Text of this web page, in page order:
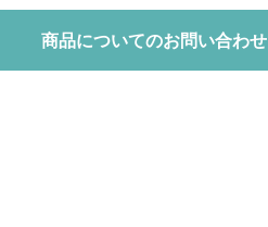
商品についてのお問い合わせ